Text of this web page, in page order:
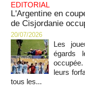
EDITORIAL
L'Argentine en
de Cisjordanie
20/07/2026
Les
égards
leurs
tous les...